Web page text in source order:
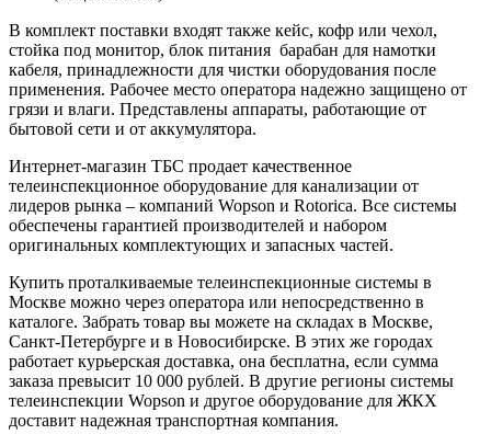
В комплект поставки входят также кейс, кофр или чехол,
стойка под монитор, блок питания барабан для намотки
кабеля, принадлежности для чистки оборудования после
применения. Рабочее место оператора надежно защищено от
грязи и влаги. Представлены аппараты, работающие от
бытовой сети и от аккумулятора.
Интернет-магазин ТБС продает качественное
телеинспекционное оборудование для канализации от
лидеров рынка – компаний Wopson и Rotorica. Все системы
обеспечены гарантией производителей и набором
оригинальных комплектующих и запасных частей.
Купить проталкиваемые телеинспекционные системы в
Москве можно через оператора или непосредственно в
каталоге. Забрать товар вы можете на складах в Москве,
Санкт-Петербурге и в Новосибирске. В этих же городах
работает курьерская доставка, она бесплатна, если сумма
заказа превысит 10 000 рублей. В другие регионы системы
телеинспекции Wopson и другое оборудование для ЖКХ
доставит надежная транспортная компания.